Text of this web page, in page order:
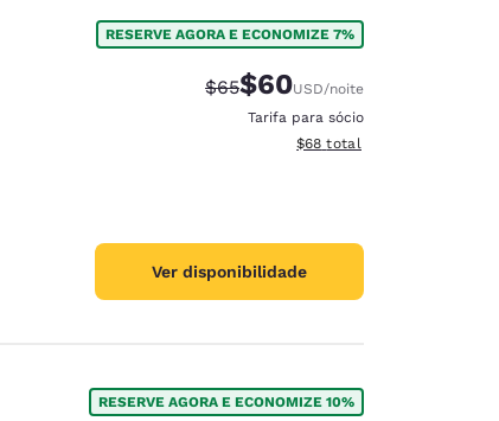
RESERVE AGORA E ECONOMIZE 7%
Tarifa anterior “tachada”:
$65Tarifa com desconto:
$60USD/noite
Tarifa para sócio
Exibir detalhes do total
$68 total
Ver disponibilidade
RESERVE AGORA E ECONOMIZE 10%